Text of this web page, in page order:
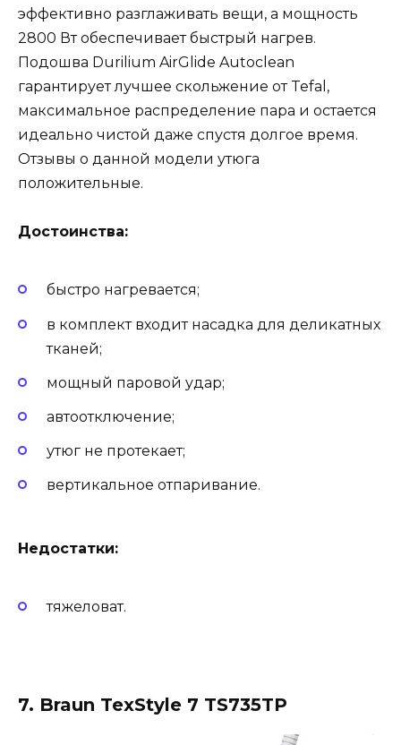
эффективно разглаживать вещи, а мощность
2800 Вт обеспечивает быстрый нагрев.
Подошва Durilium AirGlide Autoclean
гарантирует лучшее скольжение от Tefal,
максимальное распределение пара и остается
идеально чистой даже спустя долгое время.
Отзывы о данной модели утюга
положительные.
Достоинства:
быстро нагревается;
в комплект входит насадка для деликатных
тканей;
мощный паровой удар;
автоотключение;
утюг не протекает;
вертикальное отпаривание.
Недостатки:
тяжеловат.
7. Braun TexStyle 7 TS735TP